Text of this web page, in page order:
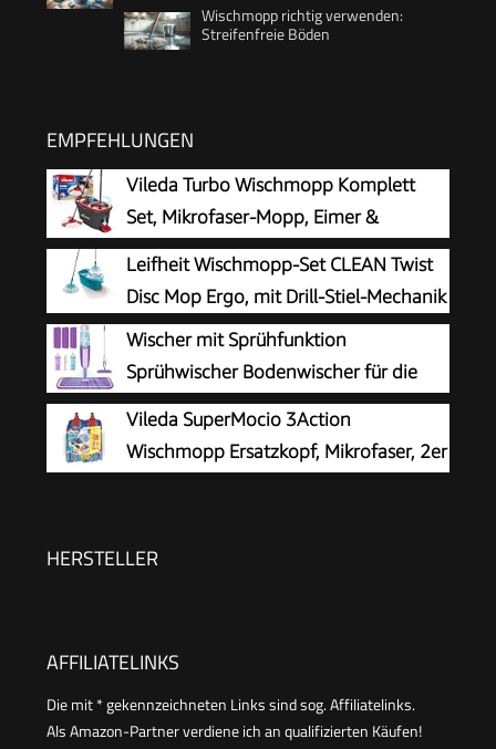
Wischmopp richtig verwenden:
Streifenfreie Böden
EMPFEHLUNGEN
Vileda Turbo Wischmopp Komplett
Set, Mikrofaser-Mopp, Eimer &
Teleskopstiel
Leifheit Wischmopp-Set CLEAN Twist
Disc Mop Ergo, mit Drill-Stiel-Mechanik
Wischer mit Sprühfunktion
Sprühwischer Bodenwischer für die
Bodenreinigung
Vileda SuperMocio 3Action
Wischmopp Ersatzkopf, Mikrofaser, 2er
HERSTELLER
AFFILIATELINKS
Die mit * gekennzeichneten Links sind sog. Affiliatelinks.
Als Amazon-Partner verdiene ich an qualifizierten Käufen!